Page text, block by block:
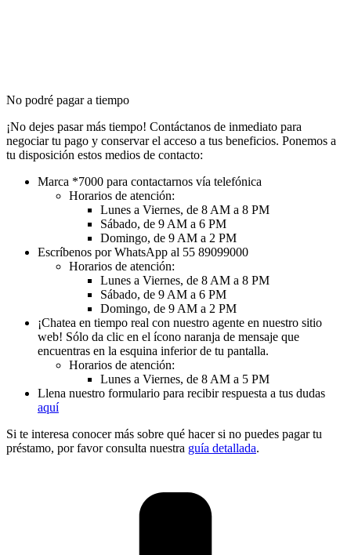
No podré pagar a tiempo​
¡No dejes pasar más tiempo! Contáctanos de inmediato para
negociar tu pago y conservar el acceso a tus beneficios. Ponemos a
tu disposición estos medios de contacto:
Marca *7000 para contactarnos vía telefónica
Horarios de atención:
Lunes a Viernes, de 8 AM a 8 PM
Sábado, de 9 AM a 6 PM
Domingo, de 9 AM a 2 PM
Escríbenos por WhatsApp al 55 89099000
Horarios de atención:
Lunes a Viernes, de 8 AM a 8 PM
Sábado, de 9 AM a 6 PM
Domingo, de 9 AM a 2 PM
¡Chatea en tiempo real con nuestro agente en nuestro sitio
web! Sólo da clic en el ícono naranja de mensaje que
encuentras en la esquina inferior de tu pantalla.
Horarios de atención:
Lunes a Viernes, de 8 AM a 5 PM
Llena nuestro formulario para recibir respuesta a tus dudas
aquí
Si te interesa conocer más sobre qué hacer si no puedes pagar tu
préstamo, por favor consulta nuestra guía detallada.